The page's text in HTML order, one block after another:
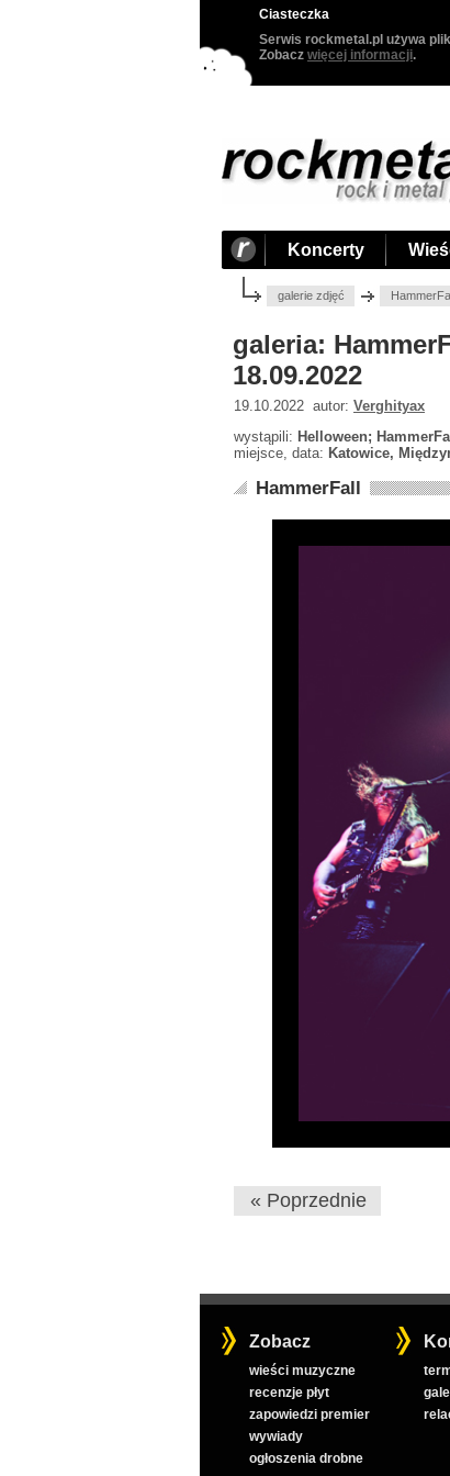
Ciasteczka
Serwis rockmetal.pl używa
Zobacz więcej informacji.
Koncerty
galerie zdjęć
galeria:
18.09.2022
19.10.2022 autor: Verghityax
wystąpili: Helloween; HammerFall
miejsce, data: Katowice,
HammerFall
« Poprzednie
Zobacz
wieści muzyczne
recenzje płyt
zapowiedzi premier
wywiady
ogłoszenia drobne